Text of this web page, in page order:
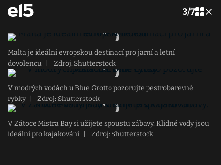
3/7
Malta je ideální evropskou destinací pro jarní a letní
dovolenou
Zdroj: Shutterstock
V modrých vodách u Blue Grotto pozorujte pestrobarevné
rybky
Zdroj: Shutterstock
V Zátoce Mistra Bay si užijete spoustu zábavy. Klidné vody jsou
ideální pro kajakování
Zdroj: Shutterstock